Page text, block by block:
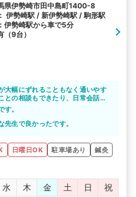
県伊勢崎市田中島町1400-8
伊勢崎駅 / 新伊勢崎駅 / 駒形駅
伊勢崎駅から車で5分
（9台）
大幅にずれることもなく通いやす
との相談もできたり、日常会話も
接してくれて、とても良いです。
。
先生で良かったです。
日曜日OK 駐車場あり
鍼灸
水 木 金 土 日
祝